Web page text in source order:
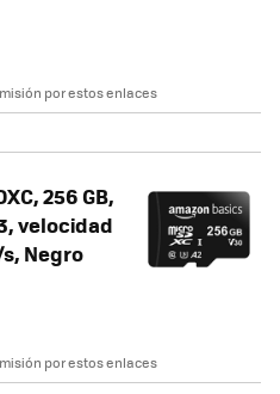
por estos enlaces
256 GB,
velocidad
Negro
por estos enlaces